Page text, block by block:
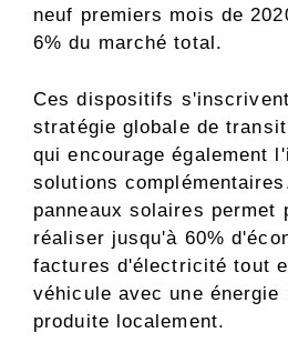
neuf premiers mois de
6% du marché total.
Ces dispositifs
stratégie globale de
qui encourage également
solutions
panneaux solaires permet
réaliser jusqu'à 60%
factures d'électricité tout
véhicule avec une énergie
produite localement.